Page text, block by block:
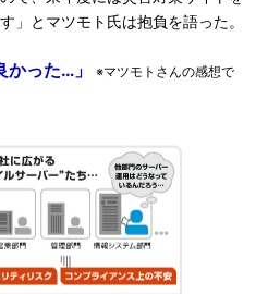
」とマツモト氏は抱負を語った。
かった…」
※マツモトさんの感想で